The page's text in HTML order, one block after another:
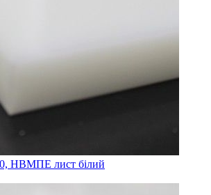
НВМПЕ лист білий